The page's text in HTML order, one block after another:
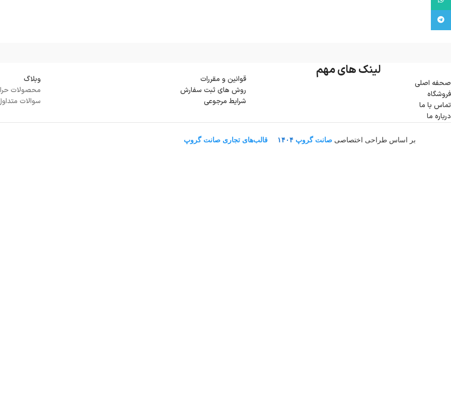
لینک های مهم
صحفه اصلی
فروشگاه
تماس با ما
درباره ما
قوانین و مقررات
روش های ثبت سفارش
شرایط مرجوعی
وبلاگ
محصولات
سوالات
بر اساس طراحی اختصاصی صانت گروپ ۱۴۰۴ قالب‌های تجاری صانت گروپ